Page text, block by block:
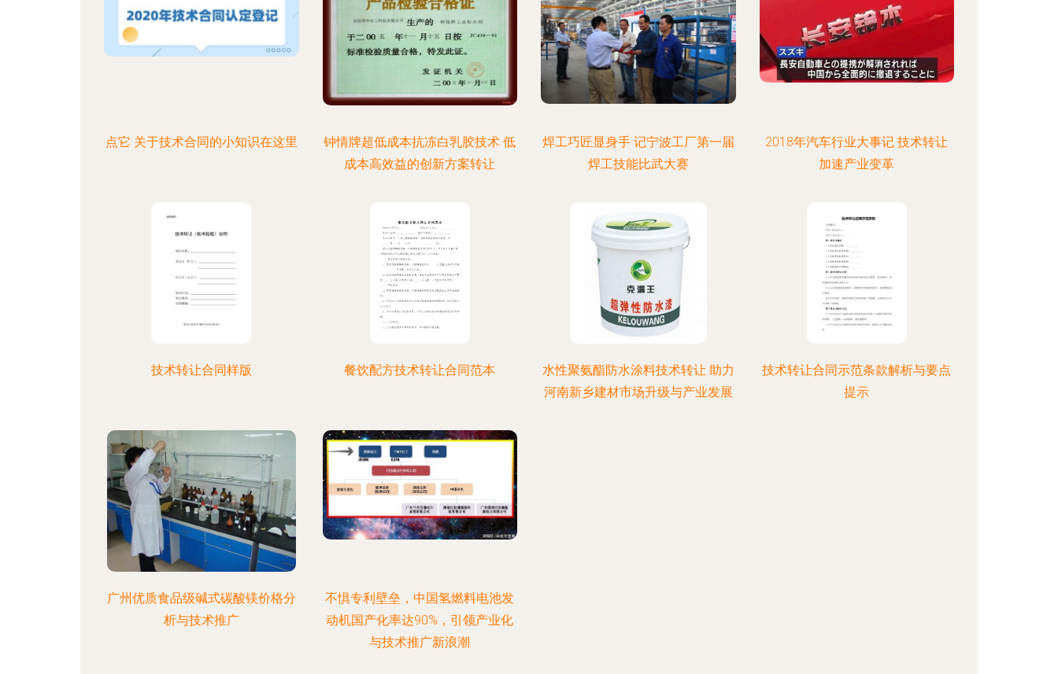
点它 关于技术合同的小知识在这里
钟情牌超低成本抗冻白乳胶技术 低
成本高效益的创新方案转让
焊工巧匠显身手 记宁波工厂第一届
焊工技能比武大赛
2018年汽车行业大事记 技术转让
加速产业变革
技术转让合同样版 餐饮配方技术转让合同范本
水性聚氨酯防水涂料技术转让 助力
河南新乡建材市场升级与产业发展
技术转让合同示范条款解析与要点
提示
广州优质食品级碱式碳酸镁价格分
析与技术推广
不惧专利壁垒，中国氢燃料电池发
动机国产化率达90%，引领产业化
与技术推广新浪潮